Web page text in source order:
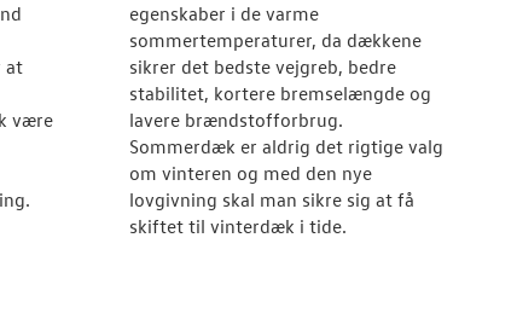
at
være
egenskaber i de varme
sommertemperaturer, da dækkene
sikrer det bedste vejgreb, bedre
stabilitet, kortere bremselængde og
lavere brændstofforbrug.
Sommerdæk er aldrig det rigtige valg
om vinteren og med den nye
lovgivning skal man sikre sig at få
skiftet til vinterdæk i tide.